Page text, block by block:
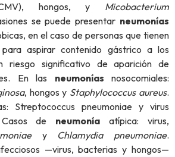
hongos, y Micobacterium
se puede presentar neumonías
en el caso de personas que tienen
aspirar contenido gástrico a los
riesgo significativo de aparición de
En las neumonías nosocomiales:
, hongos y Staphylococcus aureus.
Streptococcus pneumoniae y virus
de neumonía atípica: virus,
y Chlamydia pneumoniae.
—virus, bacterias y hongos—